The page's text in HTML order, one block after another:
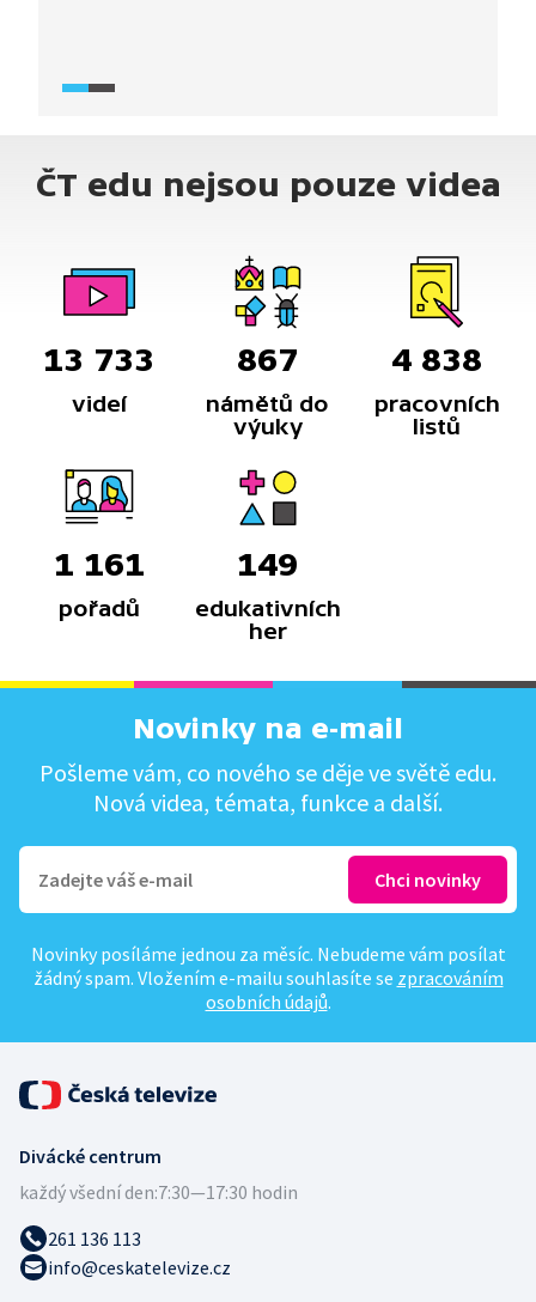
ČT edu nejsou pouze videa
13 733
videí
867
námětů do
výuky
4 838
pracovních
listů
1 161
pořadů
149
edukativních
her
Novinky na e-mail
Pošleme vám, co nového se děje ve světě edu.
Nová videa, témata, funkce a další.
Novinky posíláme jednou za měsíc. Nebudeme vám posílat
žádný spam. Vložením e-mailu souhlasíte se zpracováním
osobních údajů.